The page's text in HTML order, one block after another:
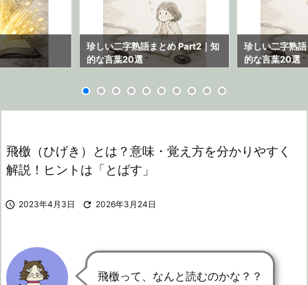
珍しい二字熟語まとめ Part2｜知
的な言葉20選
珍しい二字熟
的な言葉20選
飛檄（ひげき）とは？意味・覚え方を分かりやすく
解説！ヒントは「とばす」
 2023年4月3日  2026年3月24日
飛檄って、なんと読むのかな？？